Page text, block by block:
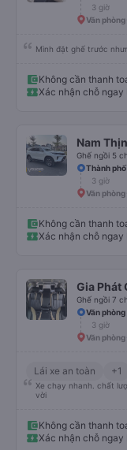
3 giờ
Văn
Mình đặt ghế trước
Không cần thanh
Xác nhận chỗ ngay
Nam
Ghế ngồi 5
Thành
3 giờ
Văn
Không cần thanh
Xác nhận chỗ ngay
Gia Phát
Ghế ngồi 7
Văn
3 giờ
Văn
Lái xe an toàn +1
Xe chạy nhanh. chất
vời
Không cần thanh
Xác nhận chỗ ngay